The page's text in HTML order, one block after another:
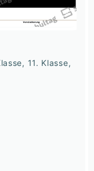
11. Klasse,